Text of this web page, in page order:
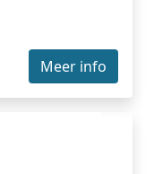
Meer info